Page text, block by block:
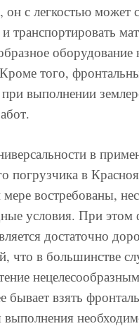
он с легкостью может
транспортировать
того,
выполнении
в
погрузчика в
мере востребованы,
условия. При этом
достаточно
что в большинстве
бывает взять
выполнения